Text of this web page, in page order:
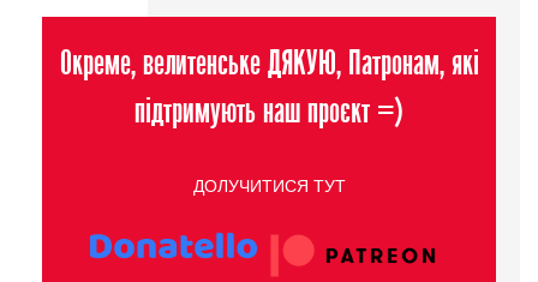
Окреме, велитенське ДЯКУЮ, Патронам, які
підтримують наш проєкт =)
ДОЛУЧИТИСЯ ТУТ